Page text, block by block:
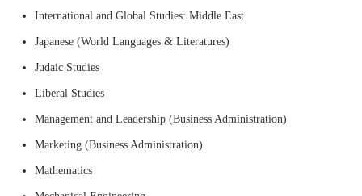
International and Global Studies: Middle East
Japanese (World Languages & Literatures)
Judaic Studies
Liberal Studies
Management and Leadership (Business Administration)
Marketing (Business Administration)
Mathematics